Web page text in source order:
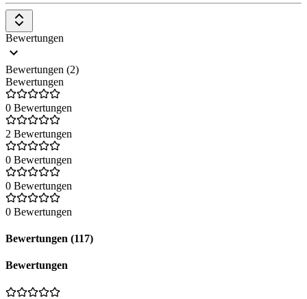
Du willst mehr über die Leistungen von Salesforce erfahren? Alle
Tools und hilfreiche Artikel zu den Produkten findest du auf unserer
Company-Overview-Seite von Saleforce
Bewertungen
Bewertungen (2)
Bewertungen
0 Bewertungen
2 Bewertungen
0 Bewertungen
0 Bewertungen
0 Bewertungen
Bewertungen (117)
Bewertungen